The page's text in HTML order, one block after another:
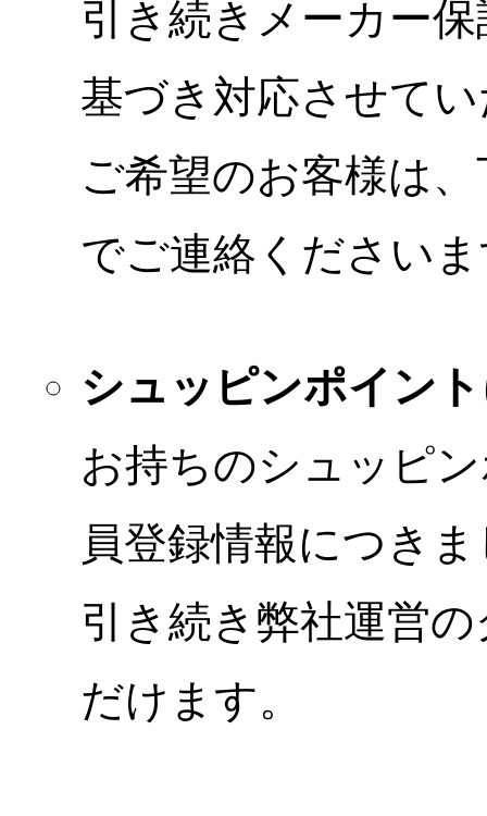
引き続きメーカー
基づき対応させて
ご希望のお客様は
でご連絡ください
シュッピンポイン
お持ちのシュッピ
員登録情報につき
引き続き弊社運営
だけます。